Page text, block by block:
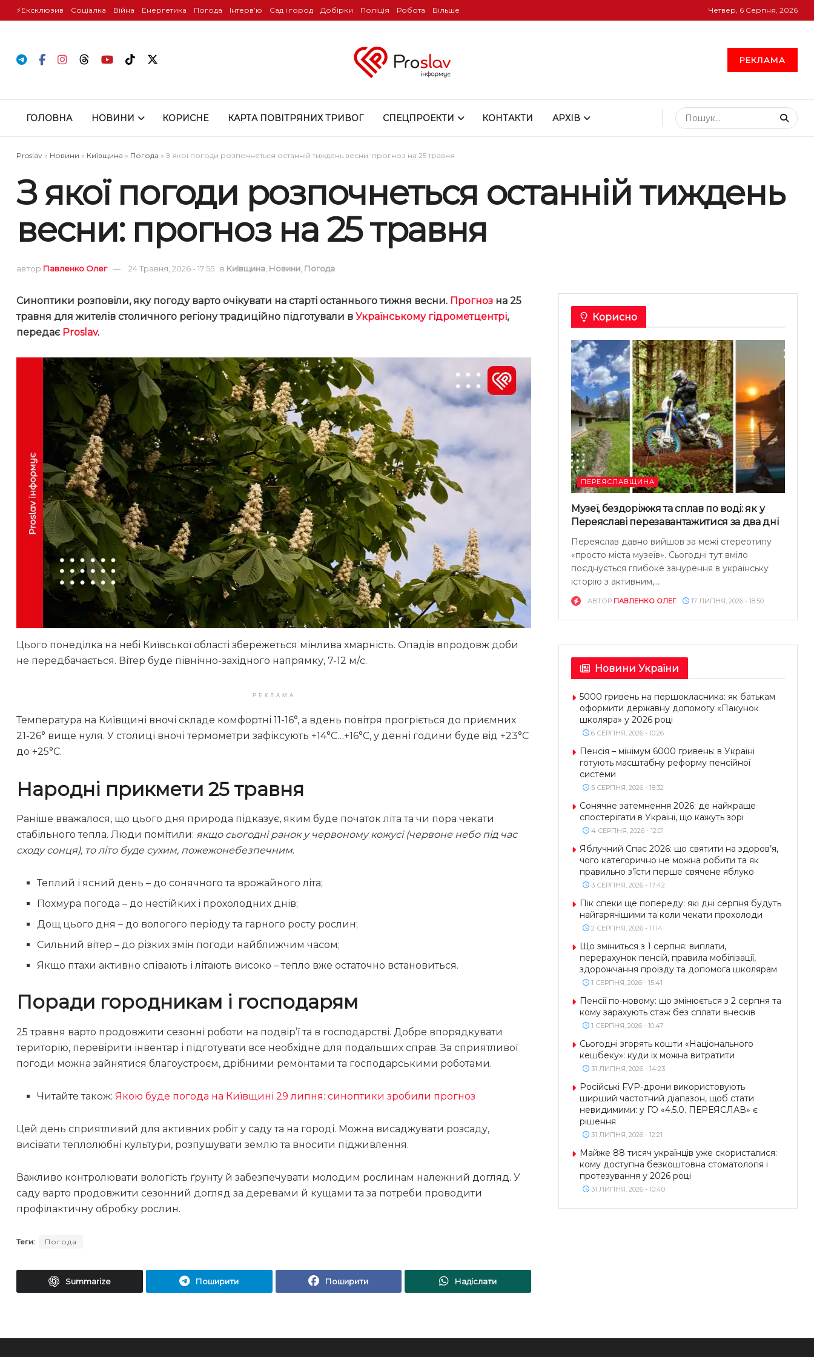
⚡️Ексклюзив Соціалка Війна Енергетика Погода Інтервʼю Сад і город Добірки Поліція Робота Більше Четвер, 6 Серпня, 2026
РЕКЛАМА
ГОЛОВНА НОВИНИ КОРИСНЕ КАРТА ПОВІТРЯНИХ ТРИВОГ СПЕЦПРОЕКТИ КОНТАКТИ АРХІВ
Proslav » Новини » Київщина » Погода » З якої погоди розпочнеться останній тиждень весни: прогноз на 25 травня
З якої погоди розпочнеться останній тиждень
весни: прогноз на 25 травня
автор Павленко Олег 24 Травня, 2026 - 17:55 в Київщина, Новини, Погода
Синоптики розповіли, яку погоду варто очікувати на старті останнього тижня весни. Прогноз на 25
травня для жителів столичного регіону традиційно підготували в Українському гідрометцентрі,
передає Proslav.
Цього понеділка на небі Київської області збережеться мінлива хмарність. Опадів впродовж доби
не передбачається. Вітер буде північно-західного напрямку, 7-12 м/с.
РЕКЛАМА
Температура на Київщині вночі складе комфортні 11-16°, а вдень повітря прогріється до приємних
21-26° вище нуля. У столиці вночі термометри зафіксують +14°С…+16°С, у денні години буде від +23°С
до +25°С.
Народні прикмети 25 травня
Раніше вважалося, що цього дня природа підказує, яким буде початок літа та чи пора чекати
стабільного тепла. Люди помітили: якщо сьогодні ранок у червоному кожусі (червоне небо під час
сходу сонця), то літо буде сухим, пожежонебезпечним.
Теплий і ясний день – до сонячного та врожайного літа;
Похмура погода – до нестійких і прохолодних днів;
Дощ цього дня – до вологого періоду та гарного росту рослин;
Сильний вітер – до різких змін погоди найближчим часом;
Якщо птахи активно співають і літають високо – тепло вже остаточно встановиться.
Поради городникам і господарям
25 травня варто продовжити сезонні роботи на подвір’ї та в господарстві. Добре впорядкувати
територію, перевірити інвентар і підготувати все необхідне для подальших справ. За сприятливої
погоди можна зайнятися благоустроєм, дрібними ремонтами та господарськими роботами.
Читайте також:Якою буде погода на Київщині 29 липня: синоптики зробили прогноз
Цей день сприятливий для активних робіт у саду та на городі. Можна висаджувати розсаду,
висівати теплолюбні культури, розпушувати землю та вносити підживлення.
Важливо контролювати вологість ґрунту й забезпечувати молодим рослинам належний догляд. У
саду варто продовжити сезонний догляд за деревами й кущами та за потреби проводити
профілактичну обробку рослин.
Теги: Погода
Summarize Поширити Поширити Надіслати
Корисно
ПЕРЕЯСЛАВЩИНА
Музеї, бездоріжжя та сплав по воді: як у
Переяславі перезавантажитися за два дні
Переяслав давно вийшов за межі стереотипу
«просто міста музеїв». Сьогодні тут вміло
поєднується глибоке занурення в українську
історію з активним,...
АВТОР ПАВЛЕНКО ОЛЕГ 17 ЛИПНЯ, 2026 - 18:50
Новини України
5000 гривень на першокласника: як батькам
оформити державну допомогу «Пакунок
школяра» у 2026 році
6 СЕРПНЯ, 2026 - 10:26
Пенсія – мінімум 6000 гривень: в Україні
готують масштабну реформу пенсійної
системи
5 СЕРПНЯ, 2026 - 18:32
Сонячне затемнення 2026: де найкраще
спостерігати в Україні, що кажуть зорі
4 СЕРПНЯ, 2026 - 12:01
Яблучний Спас 2026: що святити на здоров’я,
чого категорично не можна робити та як
правильно з’їсти перше свячене яблуко
3 СЕРПНЯ, 2026 - 17:42
Пік спеки ще попереду: які дні серпня будуть
найгарячішими та коли чекати прохолоди
2 СЕРПНЯ, 2026 - 11:14
Що зміниться з 1 серпня: виплати,
перерахунок пенсій, правила мобілізації,
здорожчання проїзду та допомога школярам
1 СЕРПНЯ, 2026 - 15:41
Пенсії по-новому: що змінюється з 2 серпня та
кому зарахують стаж без сплати внесків
1 СЕРПНЯ, 2026 - 10:47
Сьогодні згорять кошти «Національного
кешбеку»: куди їх можна витратити
31 ЛИПНЯ, 2026 - 14:23
Російські FVP-дрони використовують
ширший частотний діапазон, щоб стати
невидимими: у ГО «4.5.0. ПЕРЕЯСЛАВ» є
рішення
31 ЛИПНЯ, 2026 - 12:21
Майже 88 тисяч українців уже скористалися:
кому доступна безкоштовна стоматологія і
протезування у 2026 році
31 ЛИПНЯ, 2026 - 10:40